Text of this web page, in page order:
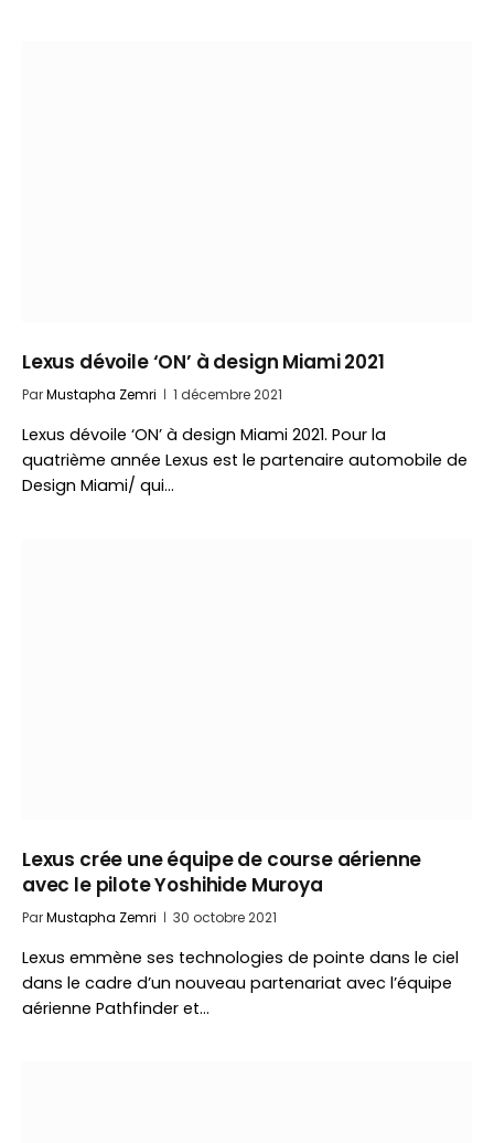
Lexus dévoile ‘ON’ à design Miami 2021
ParMustapha Zemri 1 décembre 2021
Lexus dévoile ‘ON’ à design Miami 2021. Pour la
quatrième année Lexus est le partenaire automobile de
Design Miami/ qui…
Lexus crée une équipe de course aérienne
avec le pilote Yoshihide Muroya
ParMustapha Zemri 30 octobre 2021
Lexus emmène ses technologies de pointe dans le ciel
dans le cadre d’un nouveau partenariat avec l’équipe
aérienne Pathfinder et…